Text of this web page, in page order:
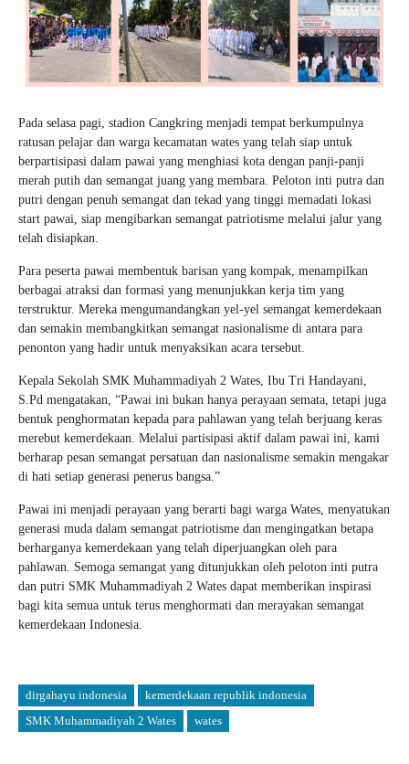
Pada selasa pagi, stadion Cangkring menjadi tempat berkumpulnya
ratusan pelajar dan warga kecamatan wates yang telah siap untuk
berpartisipasi dalam pawai yang menghiasi kota dengan panji-panji
merah putih dan semangat juang yang membara. Peloton inti putra dan
putri dengan penuh semangat dan tekad yang tinggi memadati lokasi
start pawai, siap mengibarkan semangat patriotisme melalui jalur yang
telah disiapkan.
Para peserta pawai membentuk barisan yang kompak, menampilkan
berbagai atraksi dan formasi yang menunjukkan kerja tim yang
terstruktur. Mereka mengumandangkan yel-yel semangat kemerdekaan
dan semakin membangkitkan semangat nasionalisme di antara para
penonton yang hadir untuk menyaksikan acara tersebut.
Kepala Sekolah SMK Muhammadiyah 2 Wates, Ibu Tri Handayani,
S.Pd mengatakan, “Pawai ini bukan hanya perayaan semata, tetapi juga
bentuk penghormatan kepada para pahlawan yang telah berjuang keras
merebut kemerdekaan. Melalui partisipasi aktif dalam pawai ini, kami
berharap pesan semangat persatuan dan nasionalisme semakin mengakar
di hati setiap generasi penerus bangsa.”
Pawai ini menjadi perayaan yang berarti bagi warga Wates, menyatukan
generasi muda dalam semangat patriotisme dan mengingatkan betapa
berharganya kemerdekaan yang telah diperjuangkan oleh para
pahlawan. Semoga semangat yang ditunjukkan oleh peloton inti putra
dan putri SMK Muhammadiyah 2 Wates dapat memberikan inspirasi
bagi kita semua untuk terus menghormati dan merayakan semangat
kemerdekaan Indonesia.
dirgahayu indonesia
kemerdekaan republik indonesia
SMK Muhammadiyah 2 Wates
wates